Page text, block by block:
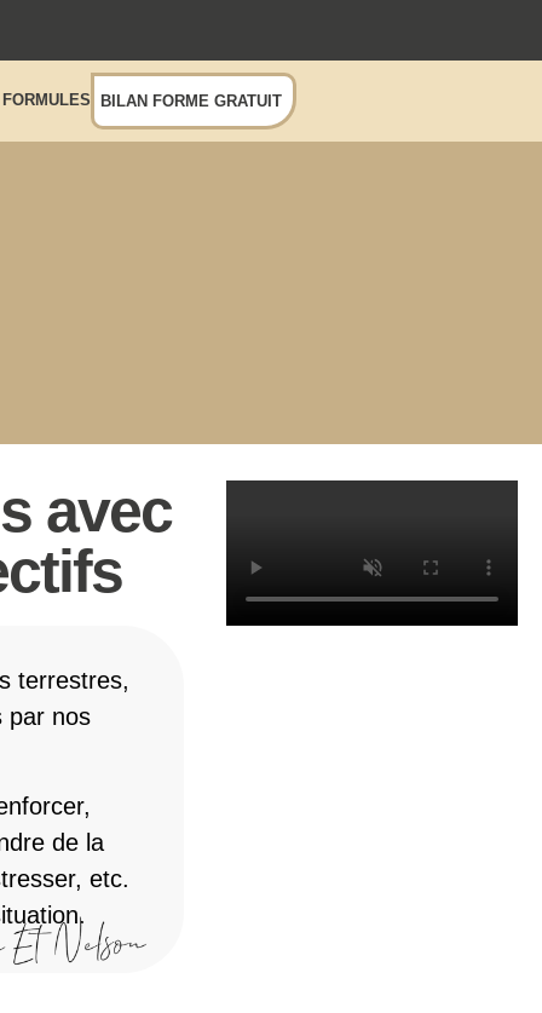
FORMULES BILAN FORME GRATUIT
avec
terrestres,
par nos
de la
etc.